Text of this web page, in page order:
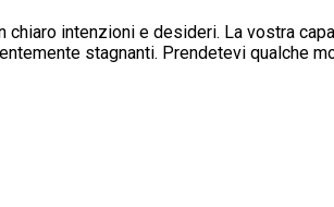
chiaro intenzioni e desideri. La vostra
stagnanti. Prendetevi qualche